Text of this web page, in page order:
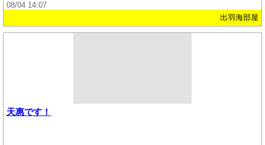
08/04 14:07
出羽海部屋
天惠です！